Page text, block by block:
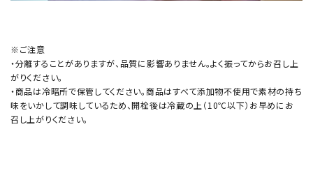
※ご注意
・分離することがありますが、品質に影響ありません。よく振ってからお召し上
がりください。
・商品は冷暗所で保管してください。商品はすべて添加物不使用で素材の持ち
味をいかして調味しているため、開栓後は冷蔵の上（10℃以下）お早めにお
召し上がりください。